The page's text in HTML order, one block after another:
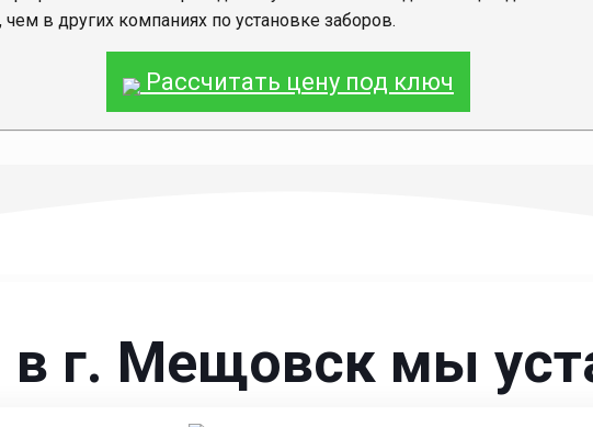
в других компаниях по установке заборов.
Рассчитать цену под ключ
в г. Мещовск мы